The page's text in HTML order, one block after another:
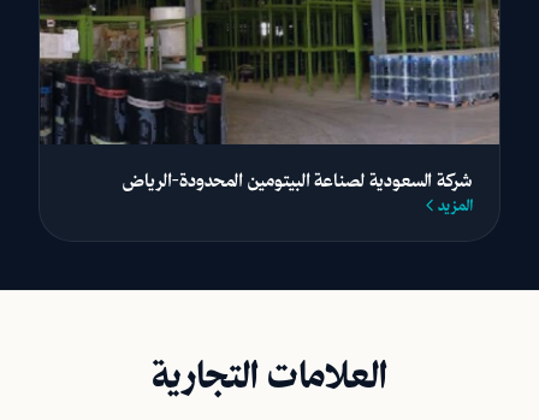
شركة السعودية لصناعة البيتومين المحدودة-الرياض
المزيد
العلامات التجارية